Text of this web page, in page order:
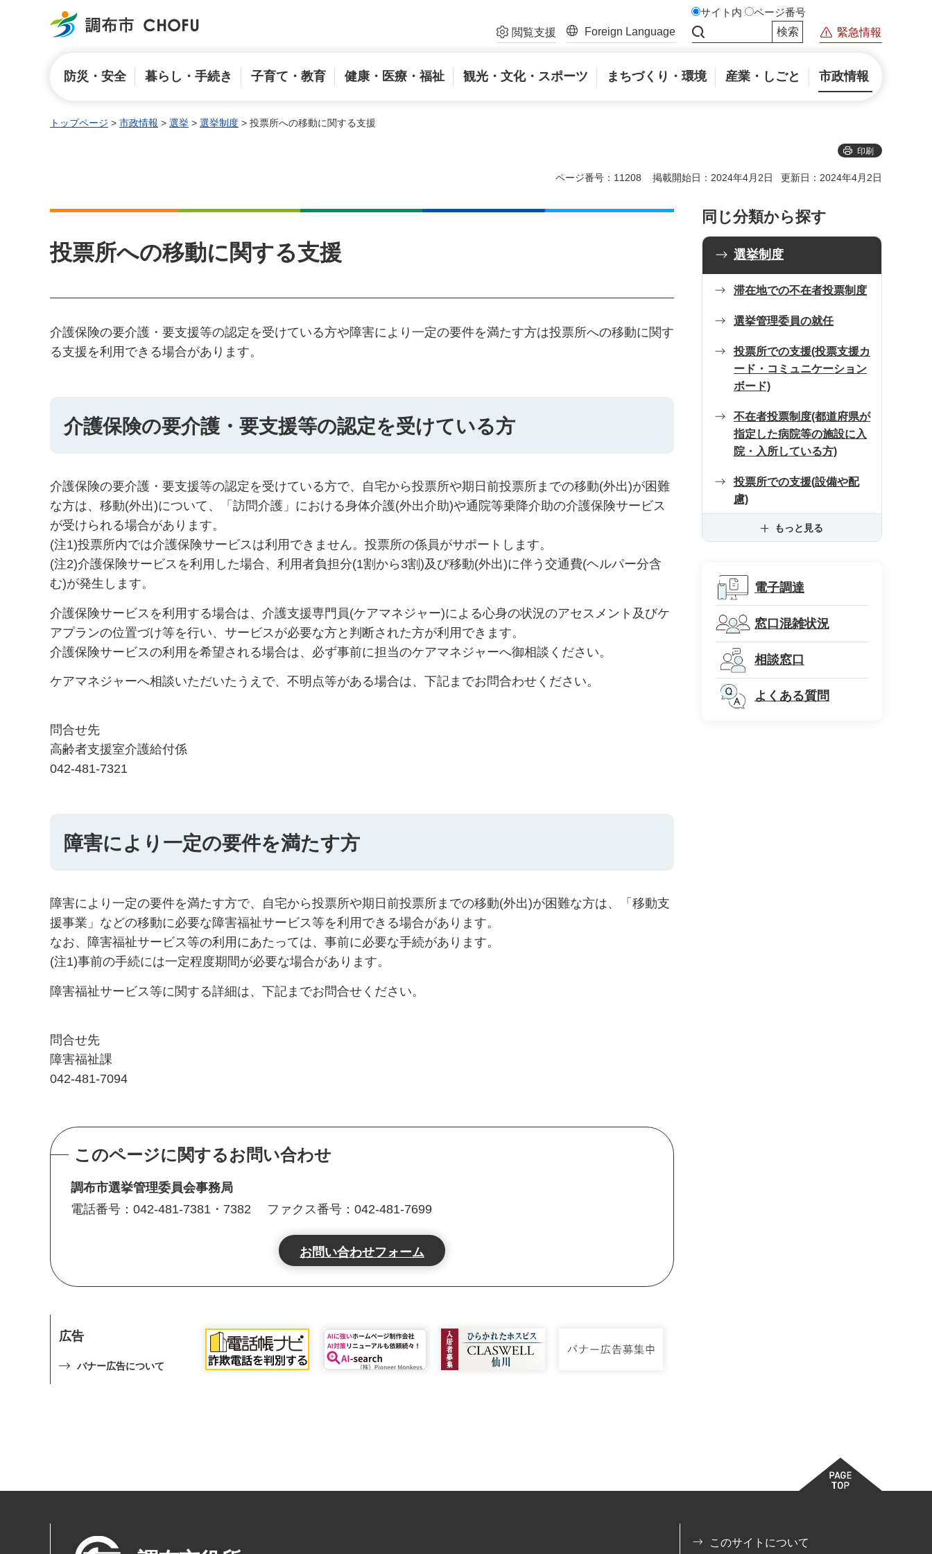
調布市 閲覧支援 Foreign Language
サイト内 ページ番号
緊急情報
防災・安全 暮らし・手続き 子育て・教育 健康・医療・福祉 観光・文化・スポーツ まちづくり・環境 産業・しごと 市政情報
トップページ > 市政情報 > 選挙 > 選挙制度 > 投票所への移動に関する支援
印刷
ページ番号：11208 掲載開始日：2024年4月2日 更新日：2024年4月2日
投票所への移動に関する支援
介護保険の要介護・要支援等の認定を受けている方や障害により一定の要件を満たす方は投票所への移動に関す
る支援を利用できる場合があります。
介護保険の要介護・要支援等の認定を受けている方
介護保険の要介護・要支援等の認定を受けている方で、自宅から投票所や期日前投票所までの移動(外出)が困難
な方は、移動(外出)について、「訪問介護」における身体介護(外出介助)や通院等乗降介助の介護保険サービス
が受けられる場合があります。
(注1)投票所内では介護保険サービスは利用できません。投票所の係員がサポートします。
(注2)介護保険サービスを利用した場合、利用者負担分(1割から3割)及び移動(外出)に伴う交通費(ヘルパー分含
む)が発生します。
介護保険サービスを利用する場合は、介護支援専門員(ケアマネジャー)による心身の状況のアセスメント及びケ
アプランの位置づけ等を行い、サービスが必要な方と判断された方が利用できます。
介護保険サービスの利用を希望される場合は、必ず事前に担当のケアマネジャーへ御相談ください。
ケアマネジャーへ相談いただいたうえで、不明点等がある場合は、下記までお問合わせください。
問合せ先
高齢者支援室介護給付係
042-481-7321
障害により一定の要件を満たす方
障害により一定の要件を満たす方で、自宅から投票所や期日前投票所までの移動(外出)が困難な方は、「移動支
援事業」などの移動に必要な障害福祉サービス等を利用できる場合があります。
なお、障害福祉サービス等の利用にあたっては、事前に必要な手続があります。
(注1)事前の手続には一定程度期間が必要な場合があります。
障害福祉サービス等に関する詳細は、下記までお問合せください。
問合せ先
障害福祉課
042-481-7094
このページに関するお問い合わせ
調布市選挙管理委員会事務局
電話番号：042-481-7381・7382
ファクス番号：042-481-7699
広告
バナー広告について
同じ分類から探す
選挙制度
滞在地での不在者投票制度
選挙管理委員の就任
投票所での支援(投票支援カ
ード・コミュニケーション
ボード)
不在者投票制度(都道府県が
指定した病院等の施設に入
院・入所している方)
投票所での支援(設備や配
慮)
もっと見る
電子調達
窓口混雑状況
相談窓口
よくある質問
このサイトについて